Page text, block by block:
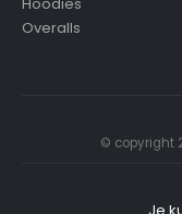
Overalls
© copyright